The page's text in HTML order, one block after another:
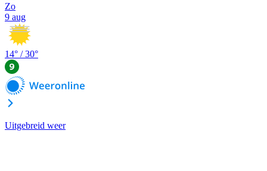
Zo
9 aug
14° /30°
Uitgebreid weer